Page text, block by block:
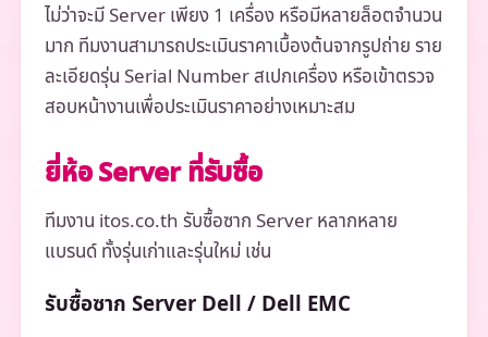
ไม่ว่าจะมี Server เพียง 1 เครื่อง หรือมีหลายล็อตจำนวน
มาก ทีมงานสามารถประเมินราคาเบื้องต้นจากรูปถ่าย ราย
ละเอียดรุ่น Serial Number สเปกเครื่อง หรือเข้าตรวจ
สอบหน้างานเพื่อประเมินราคาอย่างเหมาะสม
ยี่ห้อ Server ที่รับซื้อ
ทีมงาน itos.co.th รับซื้อซาก Server หลากหลาย
แบรนด์ ทั้งรุ่นเก่าและรุ่นใหม่ เช่น
รับซื้อซาก Server Dell / Dell EMC